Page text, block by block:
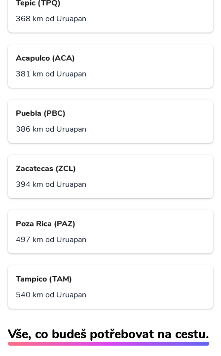
Tepic (TPQ)
368 km od Uruapan
Acapulco (ACA)
381 km od Uruapan
Puebla (PBC)
386 km od Uruapan
Zacatecas (ZCL)
394 km od Uruapan
Poza Rica (PAZ)
497 km od Uruapan
Tampico (TAM)
540 km od Uruapan
Vše, co budeš potřebovat na cestu.